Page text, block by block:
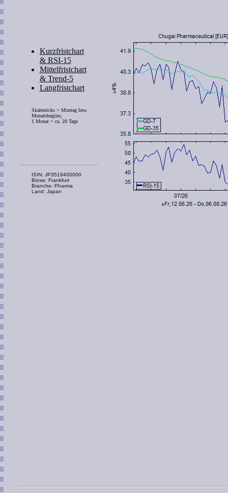
Kurzfristchart
& RSI-15
Mittelfristchart
& Trend-5
Langfristchart
Skalenticks = Montag bzw.
Monatsbeginn;
1 Monat = ca. 20 Tage
ISIN: JP3519400000
Börse: Frankfurt
Branche: Pharma
Land: Japan